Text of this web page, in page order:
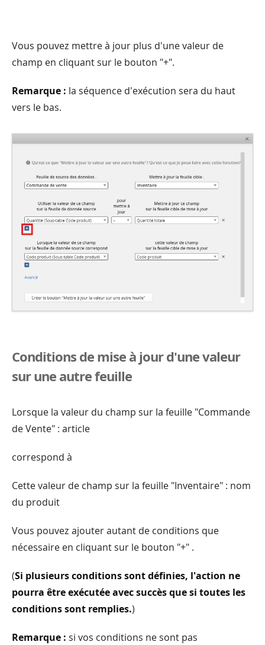
Vous pouvez mettre à jour plus d'une valeur de
champ en cliquant sur le bouton "+".
Remarque : la séquence d'exécution sera du haut
vers le bas.
Conditions de mise à jour d'une valeur
sur une autre feuille
Lorsque la valeur du champ sur la feuille "Commande
de Vente" : article
correspond à
Cette valeur de champ sur la feuille "Inventaire" : nom
du produit
Vous pouvez ajouter autant de conditions que
nécessaire en cliquant sur le bouton "+" .
(Si plusieurs conditions sont définies, l'action ne
pourra être exécutée avec succès que si toutes les
conditions sont remplies.)
Remarque : si vos conditions ne sont pas